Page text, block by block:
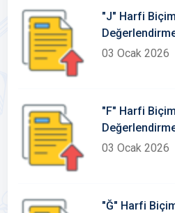
"J" Harfi
03 Ocak 2026
"F" Harfi
03 Ocak 2026
"Ğ" Harfi